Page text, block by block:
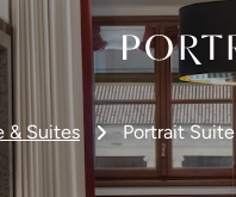
& Suites Portrait Suite